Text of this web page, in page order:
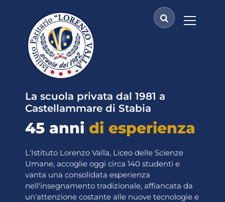
La scuola privata dal 1981 a
Castellammare di Stabia
45 anni di esperienza
L'Istituto Lorenzo Valla, Liceo delle Scienze
Umane, accoglie oggi circa 140 studenti e
vanta una consolidata esperienza
nell'insegnamento tradizionale, affiancata da
un'attenzione costante alle nuove tecnologie e